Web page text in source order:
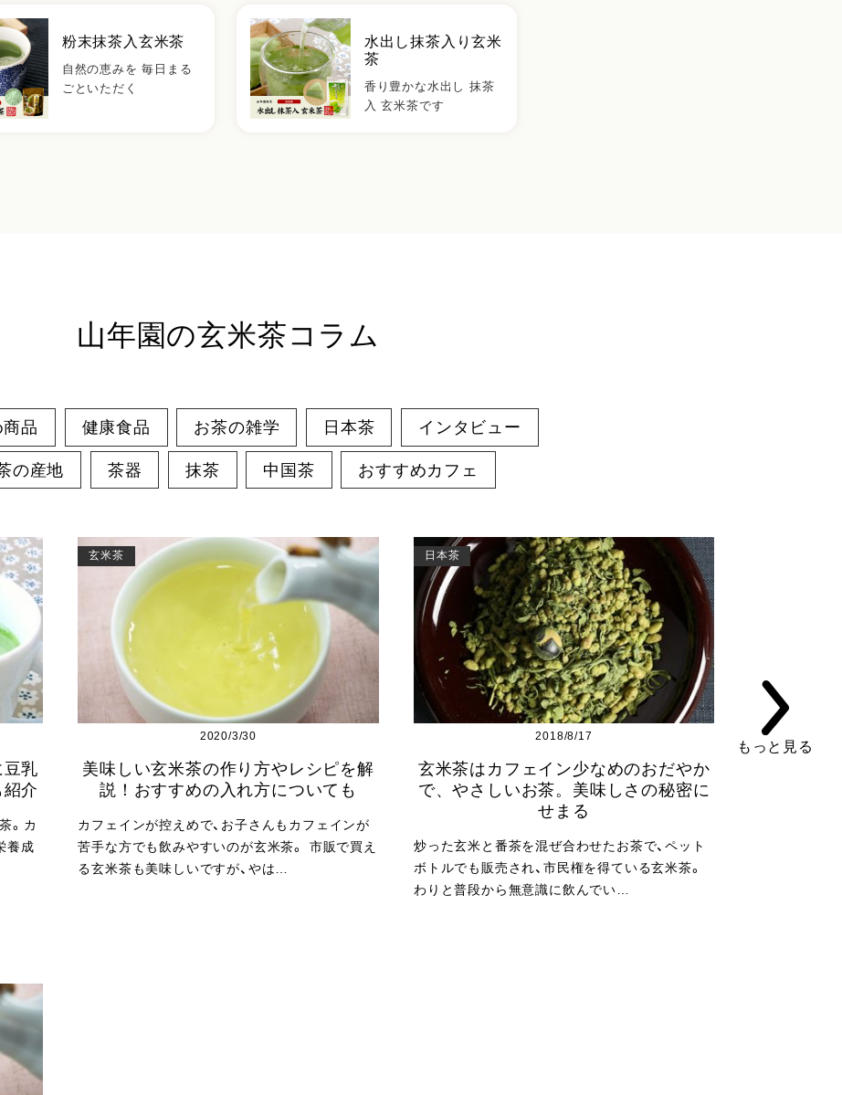
粉末抹茶入玄米茶
自然の恵みを 毎日まる
ごといただく
水出し抹茶入り玄米
茶
香り豊かな水出し 抹茶
入 玄米茶です
山年園の玄米茶コラム
品 健康食品 お茶の雑学 日本茶 インタビュー
の産地 茶器 抹茶 中国茶 おすすめカフェ
乳
介
。カ
養成
玄米茶
2020/3/30
美味しい玄米茶の作り方やレシピを解
説！おすすめの入れ方についても
カフェインが控えめで、お子さんもカフェインが
苦手な方でも飲みやすいのが玄米茶。 市販で買え
る玄米茶も美味しいですが、やは…
日本茶
2018/8/17
玄米茶はカフェイン少なめのおだやか
で、やさしいお茶。美味しさの秘密に
せまる
炒った玄米と番茶を混ぜ合わせたお茶で、ペット
ボトルでも販売され、市民権を得ている玄米茶。
わりと普段から無意識に飲んでい…
もっと見る